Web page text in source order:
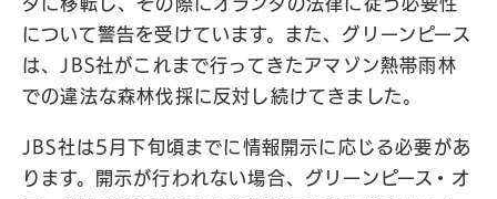
について警告を受けています。また、グリーンピース
は、JBS社がこれまで行ってきたアマゾン熱帯雨林
での違法な森林伐採に反対し続けてきました。
JBS社は5月下旬頃までに情報開示に応じる必要があ
ります。開示が行われない場合、グリーンピース・オ